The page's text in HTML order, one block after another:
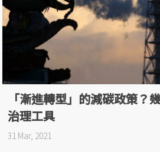
「漸進轉型」的減碳政策？
治理工具
31 Mar, 2021